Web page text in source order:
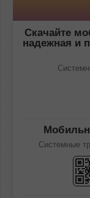
Скачайте
надежная и
Системные